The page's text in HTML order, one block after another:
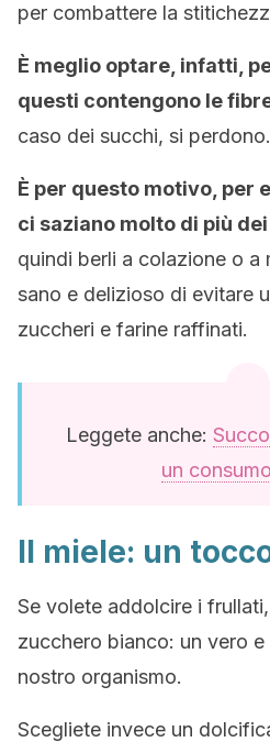
per combattere la
È meglio optare, infatti,
questi contengono le
caso dei succhi, si perdono.
È per questo motivo, per
ci saziano molto di più
quindi berli a colazione o a
sano e delizioso di evitare
zuccheri e farine raffinati.
Leggete anche:
un
Il miele: un
Se volete addolcire i
zucchero bianco: un vero
nostro organismo.
Scegliete invece un